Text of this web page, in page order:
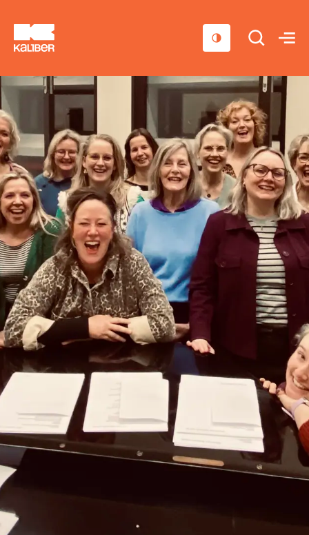
Cursussen
Scholen
Sociaal domein
Over ons
Nieuws & Agenda
Contact